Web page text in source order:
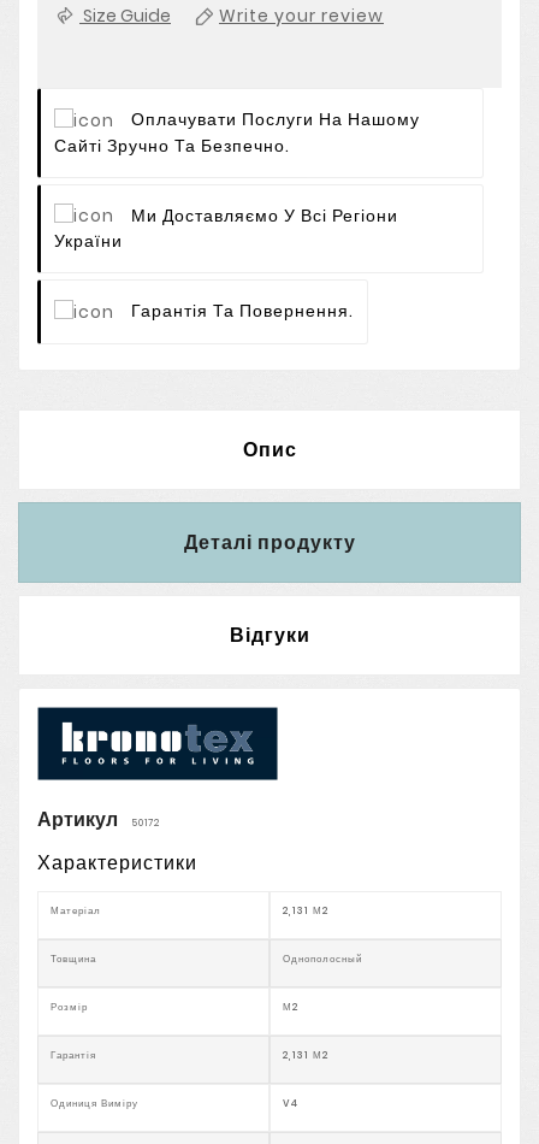
Size Guide Write your review
Оплачувати Послуги На Нашому
Сайті Зручно Та Безпечно.
Ми Доставляємо У Всі Регіони
України
Гарантія Та Повернення.
Опис
Деталі продукту
Відгуки
Артикул 50172
Характеристики
Матеріал 2,131 М2
Товщина Однополосный
Розмір М2
Гарантія 2,131 М2
Одиниця Виміру V4